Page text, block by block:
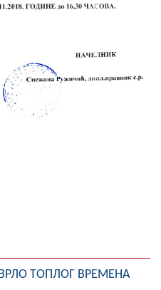
УПРАВА
ТОПЛОГ ВРЕМЕНА